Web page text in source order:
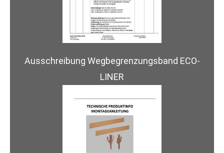
Ausschreibung Wegbegrenzungsband ECO-
LINER